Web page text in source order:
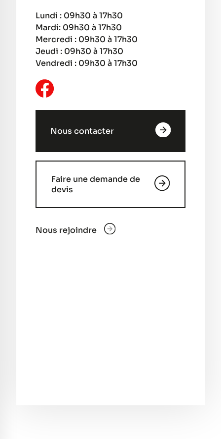
Lundi : 09h30 à 17h30
Mardi: 09h30 à 17h30
Mercredi : 09h30 à 17h30
Jeudi : 09h30 à 17h30
Vendredi : 09h30 à 17h30
Nous contacter
Faire une demande de
devis
Nous rejoindre